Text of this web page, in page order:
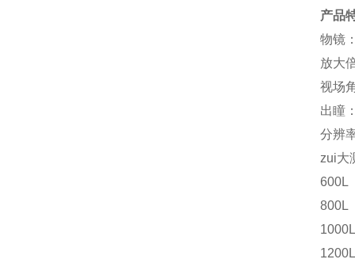
产品
物镜
放大
视场
出瞳
分辨
zui大